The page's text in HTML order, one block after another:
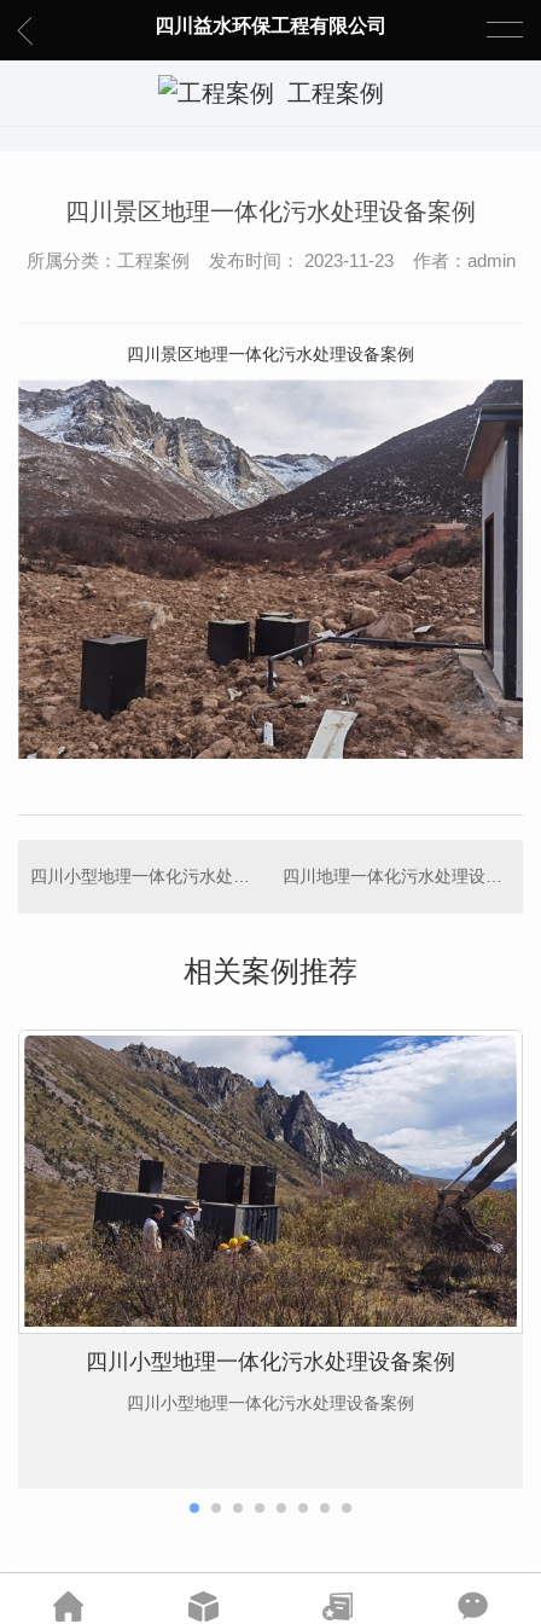
四川益水环保工程有限公司
工程案例
四川景区地理一体化污水处理设备案例
所属分类：工程案例 发布时间： 2023-11-23 作者：admin
四川景区地理一体化污水处理设备案例
相关案例推荐
四川小型地理一体化污水处理设备案例
四川小型地理一体化污水处理设备案例